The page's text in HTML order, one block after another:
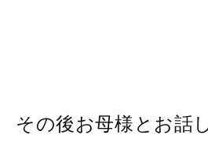
その後お母様とお話